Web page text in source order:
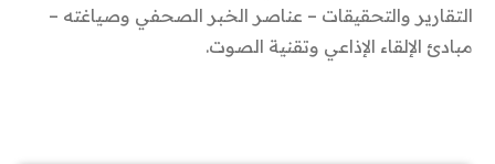
التقارير والتحقيقات – عناصر الخبر الصحفي وصياغته –
مبادئ الإلقاء الإذاعي وتقنية الصوت.